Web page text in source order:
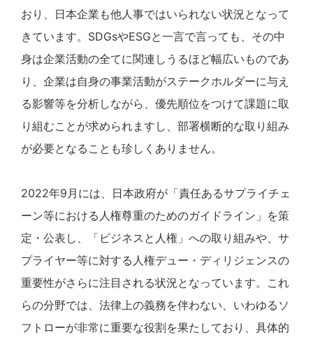
おり、日本企業も他人事ではいられない状況となって
きています。SDGsやESGと一言で言っても、その中
身は企業活動の全てに関連しうるほど幅広いものであ
り、企業は自身の事業活動がステークホルダーに与え
る影響等を分析しながら、優先順位をつけて課題に取
り組むことが求められますし、部署横断的な取り組み
が必要となることも珍しくありません。
2022年9月には、日本政府が「責任あるサプライチェ
ーン等における人権尊重のためのガイドライン」を策
定・公表し、「ビジネスと人権」への取り組みや、サ
プライヤー等に対する人権デュー・ディリジェンスの
重要性がさらに注目される状況となっています。これ
らの分野では、法律上の義務を伴わない、いわゆるソ
フトローが非常に重要な役割を果たしており、具体的